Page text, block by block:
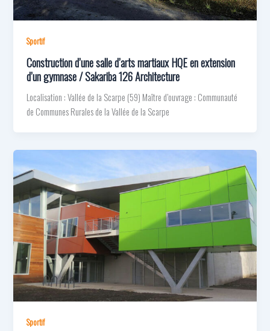
Sportif
Construction d’une salle d’arts martiaux HQE en extension
d’un gymnase / Sakariba 126 Architecture
Localisation : Vallée de la Scarpe (59) Maître d’ouvrage : Communauté
de Communes Rurales de la Vallée de la Scarpe
Sportif